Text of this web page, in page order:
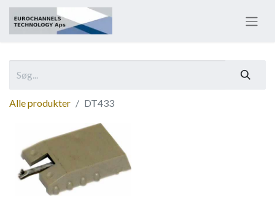
Alle produkter DT433